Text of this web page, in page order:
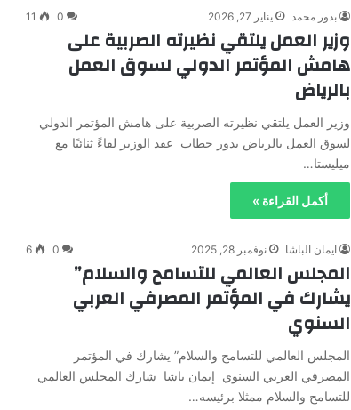
بدور محمد يناير 27, 2026 0
11
وزير العمل يلتقي نظيرته الصربية على
هامش المؤتمر الدولي لسوق العمل
بالرياض
وزير العمل يلتقي نظيرته الصربية على هامش المؤتمر الدولي
لسوق العمل بالرياض بدور خطاب عقد الوزير لقاءً ثنائيًا مع
ميليستا…
أكمل القراءة »
ايمان الباشا نوفمبر 28, 2025 0
6
المجلس العالمي للتسامح والسلام”
يشارك في المؤتمر المصرفي العربي
السنوي ‎
المجلس العالمي للتسامح والسلام” يشارك في المؤتمر
المصرفي العربي السنوي ‎ إيمان باشا شارك المجلس العالمي
للتسامح والسلام ممثلا برئيسه…